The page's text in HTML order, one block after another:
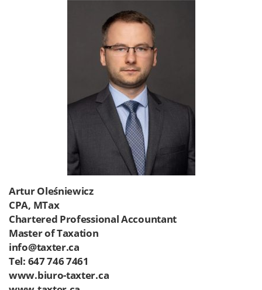
Artur Oleśniewicz
CPA, MTax
Chartered Professional Accountant
Master of Taxation
info@taxter.ca
Tel: 647 746 7461
www.biuro-taxter.ca